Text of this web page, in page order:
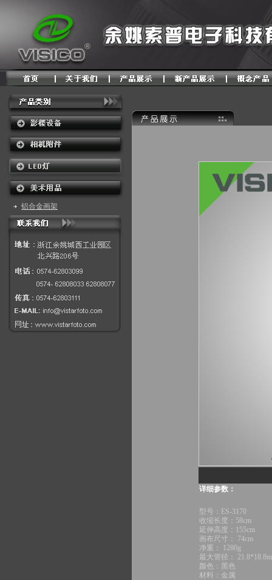
铝合金画架
详细参数：
型号：ES-3170
收缩长度：58cm
延伸高度：155cm
画布尺寸： 74cm
净重： 1280g
最大管径：
颜色：黑色
材料：金属